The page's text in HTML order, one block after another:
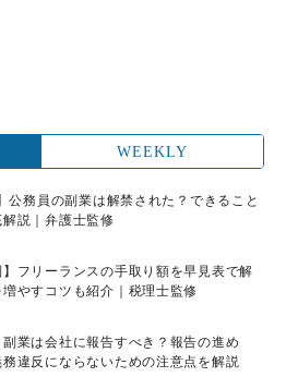
ビスの営業活
求める企業が
約を結んで自
込みます。一
務委託契約を
営業代
求める営業活
「商談のアポ
ポ取りから商
WEEKLY
公務員の副業は解禁された？できること
説｜弁護士監修
】フリーランスの手取り額を早見表で解
やすコツも紹介｜税理士監修
副業は会社に報告すべき？報告の進め
違反にならないための注意点を解説